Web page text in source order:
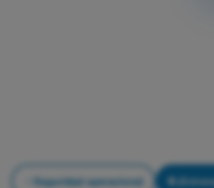
Seguridad operacional